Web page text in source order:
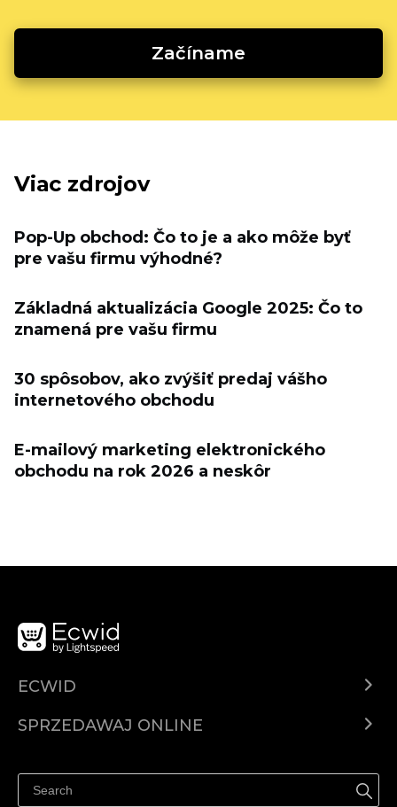
Začíname
Viac zdrojov
Pop-Up obchod: Čo to je a ako môže byť
pre vašu firmu výhodné?
Základná aktualizácia Google 2025: Čo to
znamená pre vašu firmu
30 spôsobov, ako zvýšiť predaj vášho
internetového obchodu
E-mailový marketing elektronického
obchodu na rok 2026 a neskôr
ECWID
Cena
SPRZEDAWAJ ONLINE
Sprzedawaj na Facebooku
Sprzedawaj na Instagramie